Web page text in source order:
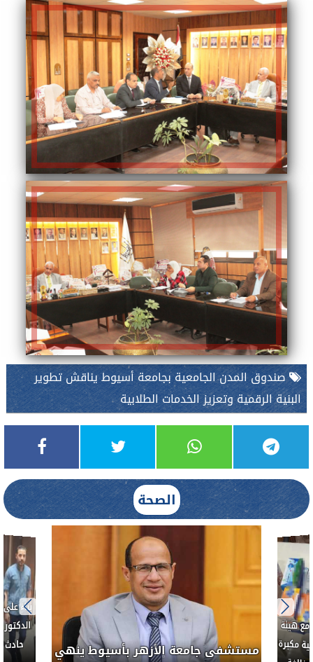
صندوق المدن الجامعية بجامعة أسيوط يناقش تطوير
البنية الرقمية وتعزيز الخدمات الطلابية
الصحة
مستشفى جامعة الأزهر بأسيوط
بالتعاون مع هيئة
حملة رقابية مكبرة